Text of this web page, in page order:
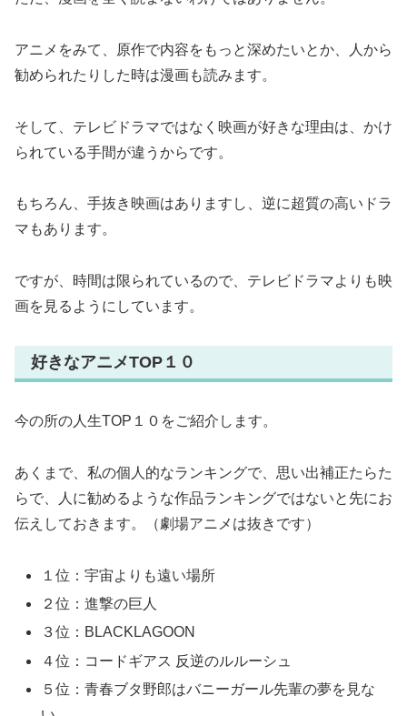
アニメをみて、原作で内容をもっと深めたいとか、人から
勧められたりした時は漫画も読みます。
そして、テレビドラマではなく映画が好きな理由は、かけ
られている手間が違うからです。
もちろん、手抜き映画はありますし、逆に超質の高いドラ
マもあります。
ですが、時間は限られているので、テレビドラマよりも映
画を見るようにしています。
好きなアニメTOP１０
今の所の人生TOP１０をご紹介します。
あくまで、私の個人的なランキングで、思い出補正たらた
らで、人に勧めるような作品ランキングではないと先にお
伝えしておきます。（劇場アニメは抜きです）
１位：宇宙よりも遠い場所
２位：進撃の巨人
３位：BLACKLAGOON
４位：コードギアス 反逆のルルーシュ
５位：青春ブタ野郎はバニーガール先輩の夢を見な